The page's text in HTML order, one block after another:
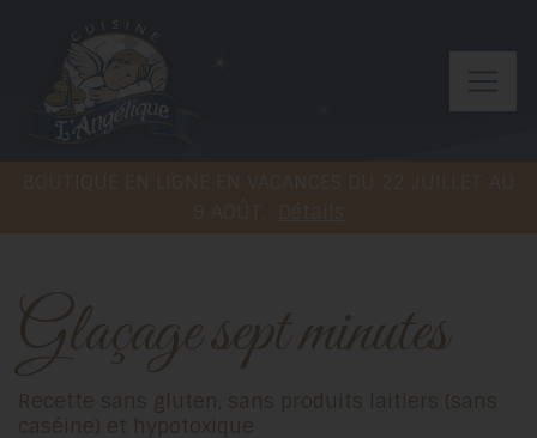
Glaçage sept minutes
Recette sans gluten, sans produits laitiers (sans
caséine) et hypotoxique